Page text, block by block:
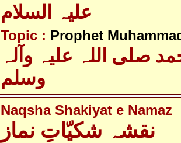
Topic : Prophet
صلی اللہ علیہ وآلہ
وسلم
Naqsha Shakiyat e Namaz
نقشہ شکیّاتِ نماز